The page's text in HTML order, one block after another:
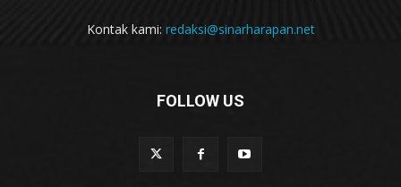
Kontak kami: redaksi@sinarharapan.net
FOLLOW US